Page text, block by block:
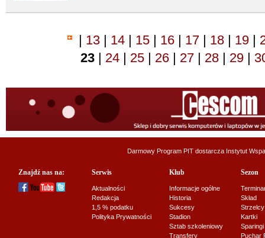
| 13 | 14 | 15 | 16 | 17 | 18 | 19 |
23 | 24 | 25 | 26 | 27 | 28 | 29 |
Darmowy Program PIT dostarcza Instytut
Znajdź nas na: Serwis
Aktualności
Redakcja
1,5 % podatku
Polityka Prywatności
Klub
Informacje ogólne
Historia
Sukcesy
Stadion
Sztab szkoleniowy
Transfery
Sezon
Skład
Strzelcy
Kartki
Sparingi
Puchar